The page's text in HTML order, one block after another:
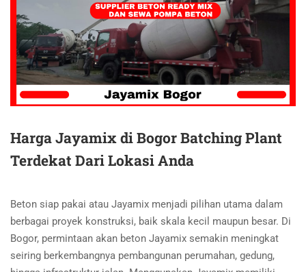
Harga Jayamix di Bogor Batching Plant
Terdekat Dari Lokasi Anda
Beton siap pakai atau Jayamix menjadi pilihan utama dalam
berbagai proyek konstruksi, baik skala kecil maupun besar. Di
Bogor, permintaan akan beton Jayamix semakin meningkat
seiring berkembangnya pembangunan perumahan, gedung,